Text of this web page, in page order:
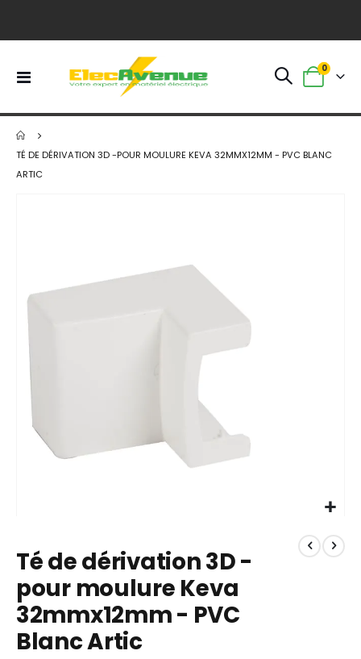
Basculer
Panier
0
TÉ DE DÉRIVATION 3D -POUR MOULURE KEVA 32MMX12MM - PVC BLANC
ARTIC
images
gallery
the
beginning
of
the
images
gallery
Té de dérivation 3D -
pour moulure Keva
32mmx12mm - PVC
Blanc Artic